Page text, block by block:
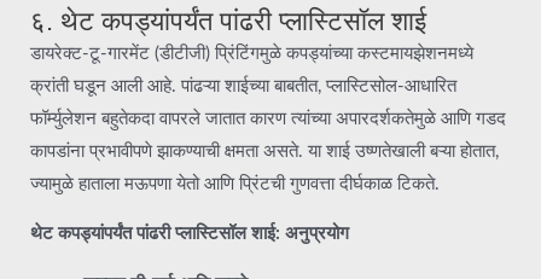
६. थेट कपड्यांपर्यंत पांढरी प्लास्टिसॉल शाई
डायरेक्ट-टू-गारमेंट (डीटीजी) प्रिंटिंगमुळे कपड्यांच्या कस्टमायझेशनमध्ये
क्रांती घडून आली आहे. पांढऱ्या शाईच्या बाबतीत, प्लास्टिसोल-आधारित
फॉर्म्युलेशन बहुतेकदा वापरले जातात कारण त्यांच्या अपारदर्शकतेमुळे आणि गडद
कापडांना प्रभावीपणे झाकण्याची क्षमता असते. या शाई उष्णतेखाली बऱ्या होतात,
ज्यामुळे हाताला मऊपणा येतो आणि प्रिंटची गुणवत्ता दीर्घकाळ टिकते.
थेट कपड्यांपर्यंत पांढरी प्लास्टिसॉल शाई: अनुप्रयोग